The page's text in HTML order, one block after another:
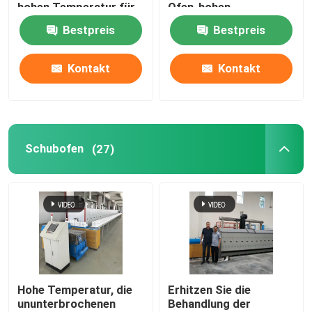
Fabrik-Ausflug
Qualitätskontrolle
Nachrichten
Fälle
Fordern Sie ein Zitat
Rollenherdofen
Schubofen
hohen Temperatur für
die sinternden Lithium-
Batterie-Materialien
Bestpreis
Kontakt
Ofen-hohen
Temperatur
Bestpreis
Kontakt
Schubofen (27)
Hohe Temperatur, die
ununterbrochenen
Erhitzen Sie die
Behandlung der